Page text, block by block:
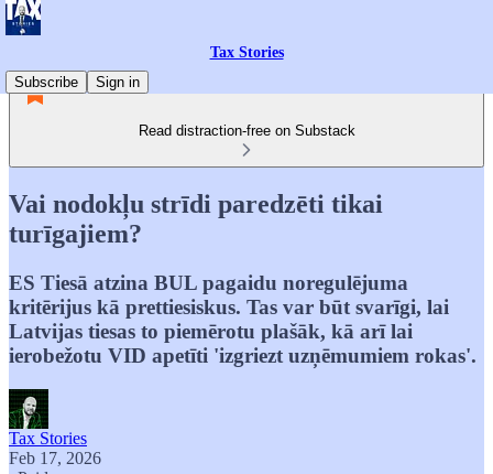
Tax Stories
Subscribe
Sign in
Read distraction-free on Substack
Vai nodokļu strīdi paredzēti tikai
turīgajiem?
ES Tiesā atzina BUL pagaidu noregulējuma
kritērijus kā prettiesiskus. Tas var būt svarīgi, lai
Latvijas tiesas to piemērotu plašāk, kā arī lai
ierobežotu VID apetīti 'izgriezt uzņēmumiem rokas'.
Tax Stories
Feb 17, 2026